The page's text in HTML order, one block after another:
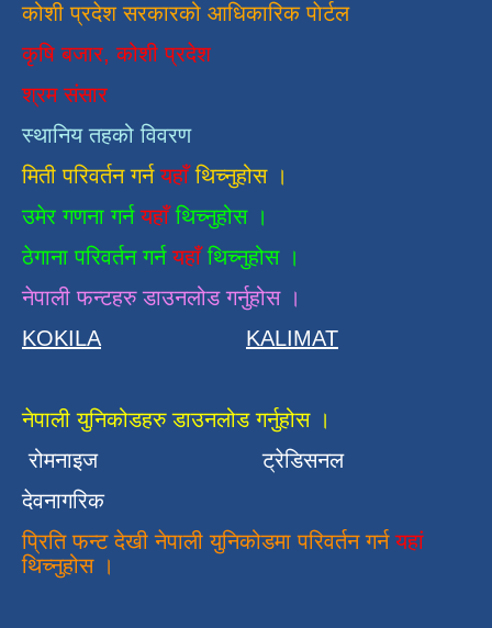
कोशी प्रदेश सरकारको आधिकारिकपाेर्टल
कृषि बजार, कोशी प्रदेश
श्रम संसार
स्थानिय तहको विवरण
मिती परिवर्तन गर्न यहाँ थिच्नुहोस ।
उमेर गणना गर्नयहाँथिच्नुहोस ।
ठेगाना परिवर्तन गर्नयहाँ थिच्नुहोस ।
नेपाली फन्टहरु डाउनलोड गर्नुहोस ।
KOKILA
KALIMAT
नेपाली युनिकोडहरु डाउनलोड गर्नुहोस ।
रोमनाइज
ट्रेडिसनल
देवनागरिक
प्रिति फन्ट देखी नेपाली युनिकोडमा परिवर्तन गर्न यहां
थिच्नुहोस ।